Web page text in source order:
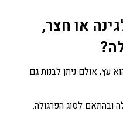
או חצר,
?
עץ, אולם ניתן לבנות גם
ובהתאם לסוג הפרגולה: